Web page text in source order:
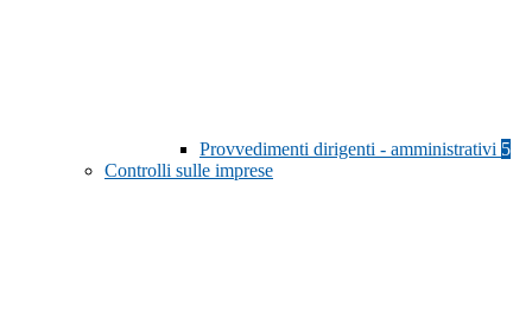
Provvedimenti dirigenti - amministrativi 5
Controlli sulle imprese